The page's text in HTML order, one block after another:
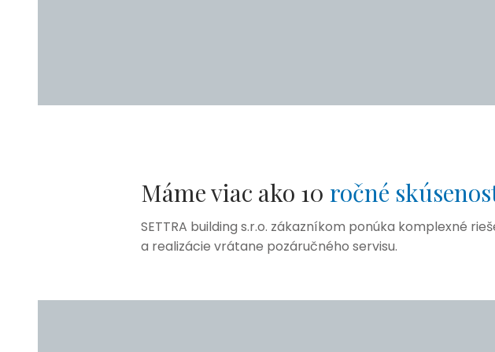
Máme viac ako 10 ročné
SETTRA building s.r.o. zákazníkom ponúka komplexné
a realizácie vrátane pozáručného servisu.